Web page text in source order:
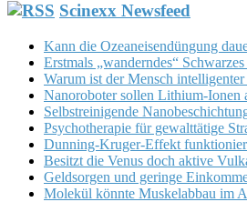
Scinexx Newsfeed
Kann die Ozeaneisendüngung
Erstmals „wanderndes“
Warum ist der Mensch intelligenter
Nanoroboter sollen Lithium-Ionen
Selbstreinigende
Psychotherapie für gewalttätige
Dunning-Kruger-Effekt
Besitzt die Venus doch aktive
Geldsorgen und geringe
Molekül könnte Muskelabbau im